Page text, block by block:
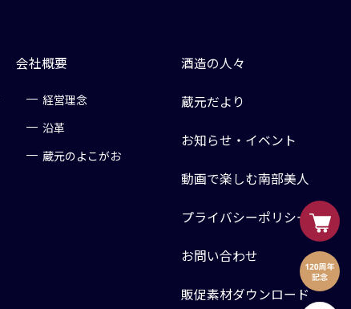
会社概要
経営理念
沿革
蔵元のよこがお
酒造の人々
蔵元だより
お知らせ・イベント
動画で楽しむ南部美人
プライバシーポリシー
お問い合わせ
販促素材ダウンロード